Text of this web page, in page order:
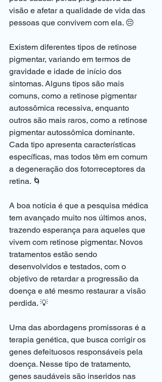
visão e afetar a qualidade de vida das
pessoas que convivem com ela. 😔
Existem diferentes tipos de retinose
pigmentar, variando em termos de
gravidade e idade de início dos
sintomas. Alguns tipos são mais
comuns, como a retinose pigmentar
autossômica recessiva, enquanto
outros são mais raros, como a retinose
pigmentar autossômica dominante.
Cada tipo apresenta características
específicas, mas todos têm em comum
a degeneração dos fotorreceptores da
retina. 🌀
A boa notícia é que a pesquisa médica
tem avançado muito nos últimos anos,
trazendo esperança para aqueles que
vivem com retinose pigmentar. Novos
tratamentos estão sendo
desenvolvidos e testados, com o
objetivo de retardar a progressão da
doença e até mesmo restaurar a visão
perdida. 💡
Uma das abordagens promissoras é a
terapia genética, que busca corrigir os
genes defeituosos responsáveis pela
doença. Nesse tipo de tratamento,
genes saudáveis são inseridos nas